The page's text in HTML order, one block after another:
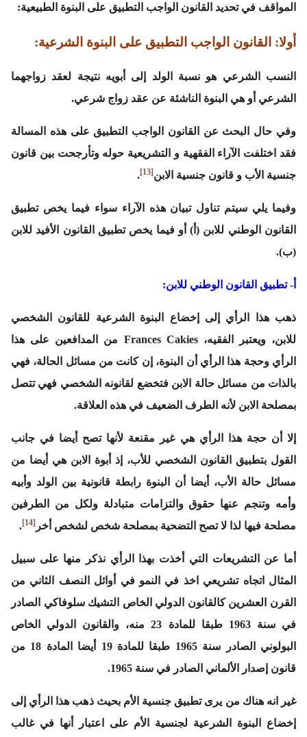
المواقف في تحديد القانون الواجب التطبيق على البنوة الطبيعية:
أولا: القانون الواجب التطبيق على البنوة الشرعية:
النسب الشرعي هو نسبة الولد إلى أبويه نتيجة لعقد زواجهما
الشرعي أو هي البنوة الناشئة عن عقد زواج شرعي.
وفي حال البحث عن القانون الواجب التطبيق على هذه المسالة
فقد اختلفت الآراء الفقهية و التشريعية حوله وتأرجحت بين قانون
جنسية الأب و قانون جنسية الابن[13]
.
وفيما يلي سيتم تناول تبيان هذه الآراء سواء فيما يخص تطبيق
القانون الوطني للابن (أ) أو فيما يخص تطبيق القانون الأفيد للابن
(ب).
أ- تطبيق القانون الوطني للابن:
ذهب هذا الرأي إلى إخضاع البنوة الشرعية للقانون الشخصي
للابن، ويعتبر الفقيه، Frances Cakies من المدافعين على هذا
الرأي وحجة هذا الرأي أن البنوة، إن كانت من مسائل الحالة، فهي
بالذات من مسائل حالة الابن فتخضع لقانونه الشخصي فهي تتصل
بمصلحة الابن لأنه الطرف الضعيف في هذه العلاقة.
إلا أن حجة هذا الرأي هي غير مقنعة لأنها تصح أيضا في جانب
القول بتطبيق القانون الشخصي للأب، إذ أبوة الابن هي أيضا من
مسائل حالة الأب، أيضا أن البنوة رابطة قانونية بين الولد وأبيه
وأمه وتنجم عنها حقوق والتزامات متبادلة ولكل من الطرفين
مصلحة فيها لذا لا تصح التضحية بمصلحة شخص لشخص أخر [14]
.
أما عن التشريعات التي أخذت بهذا الرأي نذكر منها على سبيل
المثال اتجاه تشريعي اخذ في النمو في أوائل النصف الثاني من
القرن العشرين كالقانون الدولي الخاص التشيك سلوفاكي الصادر
في سنة 1963 طبقا للمادة 23 منه، والقانون الدولي الخاص
البولوني الصادر سنة 1965 طبقا للمادة 19 أيضا المادة 18 من
قانون إصدار الألماني الصادر في سنة 1965.
غير انه هناك من يرى تطبيق جنسية الأم بحيث ذهب هذا الرأي إلى
إخضاع البنوة الشرعية لجنسية الأم على اعتبار أنها في غالب